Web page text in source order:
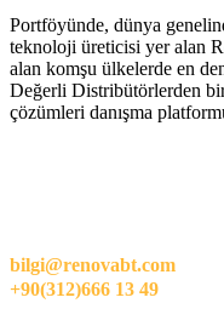
Portföyünde, dünya
teknoloji üreticisi yer alan
alan komşu ülkelerde en
Değerli Distribütörlerden
çözümleri danışma
bilgi@renovabt.com
+90(312)666 13 49